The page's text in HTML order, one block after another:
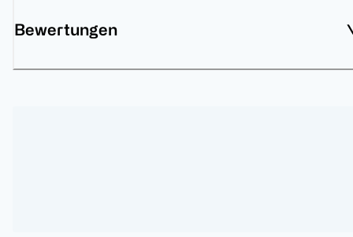
Bewertungen